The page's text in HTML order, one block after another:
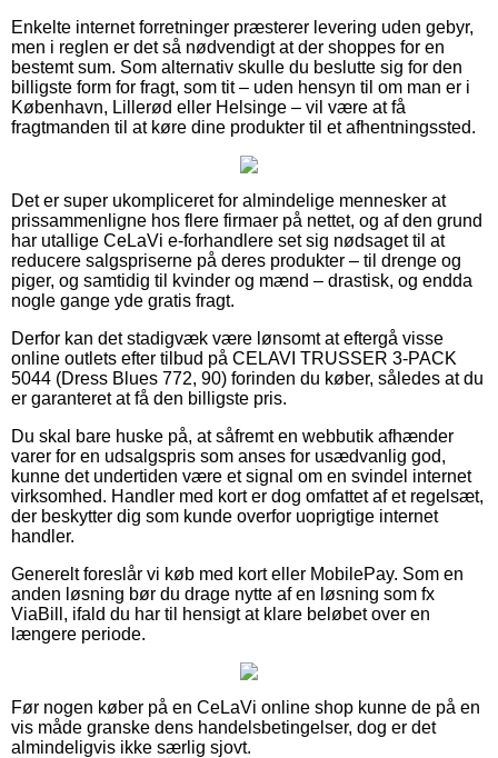
Enkelte internet forretninger præsterer levering uden gebyr,
men i reglen er det så nødvendigt at der shoppes for en
bestemt sum. Som alternativ skulle du beslutte sig for den
billigste form for fragt, som tit – uden hensyn til om man er i
København, Lillerød eller Helsinge – vil være at få
fragtmanden til at køre dine produkter til et afhentningssted.
Det er super ukompliceret for almindelige mennesker at
prissammenligne hos flere firmaer på nettet, og af den grund
har utallige CeLaVi e-forhandlere set sig nødsaget til at
reducere salgspriserne på deres produkter – til drenge og
piger, og samtidig til kvinder og mænd – drastisk, og endda
nogle gange yde gratis fragt.
Derfor kan det stadigvæk være lønsomt at eftergå visse
online outlets efter tilbud på CELAVI TRUSSER 3-PACK
5044 (Dress Blues 772, 90) forinden du køber, således at du
er garanteret at få den billigste pris.
Du skal bare huske på, at såfremt en webbutik afhænder
varer for en udsalgspris som anses for usædvanlig god,
kunne det undertiden være et signal om en svindel internet
virksomhed. Handler med kort er dog omfattet af et regelsæt,
der beskytter dig som kunde overfor uoprigtige internet
handler.
Generelt foreslår vi køb med kort eller MobilePay. Som en
anden løsning bør du drage nytte af en løsning som fx
ViaBill, ifald du har til hensigt at klare beløbet over en
længere periode.
Før nogen køber på en CeLaVi online shop kunne de på en
vis måde granske dens handelsbetingelser, dog er det
almindeligvis ikke særlig sjovt.